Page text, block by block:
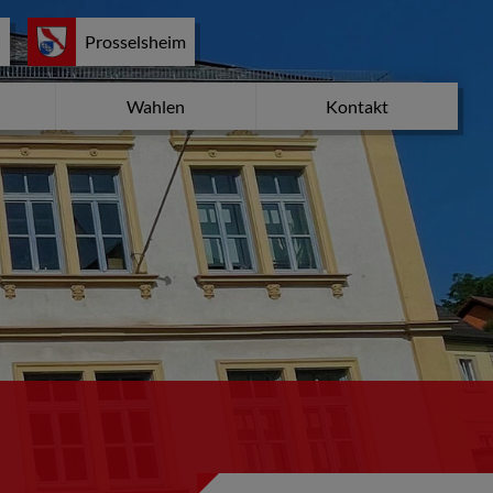
Wahlen Kontakt
Prosselsheim